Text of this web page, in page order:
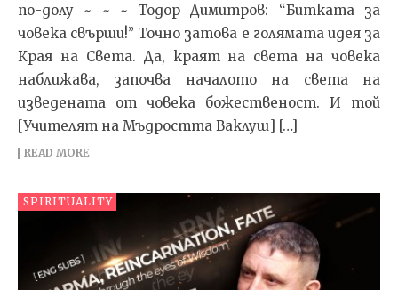
по-долу ~ ~ ~ Тодор Димитров: “Битката за
човека свърши!” Точно затова е голямата идея за
Края на Света. Да, краят на света на човека
наближава, започва началото на света на
изведената от човека божественост. И той
[Учителят на Мъдростта Ваклуш] […]
READ MORE
SPIRITUALITY